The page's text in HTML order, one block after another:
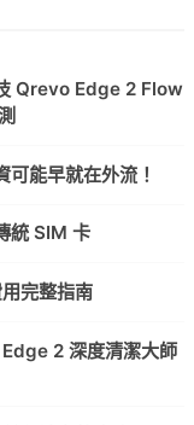
Qrevo Edge 2 Flow
能早就在外流！
統 SIM 卡
完整指南
2 深度清潔大師